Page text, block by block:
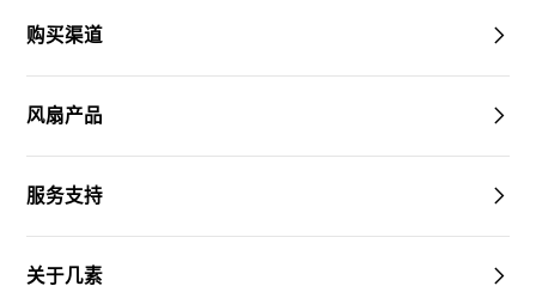
购买渠道
风扇产品
服务支持
关于几素